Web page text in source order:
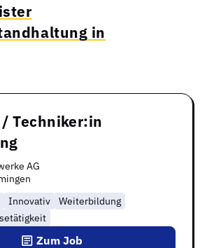
in
Techniker:in
AG
Innovativ
Weiterbildung
Zum Job